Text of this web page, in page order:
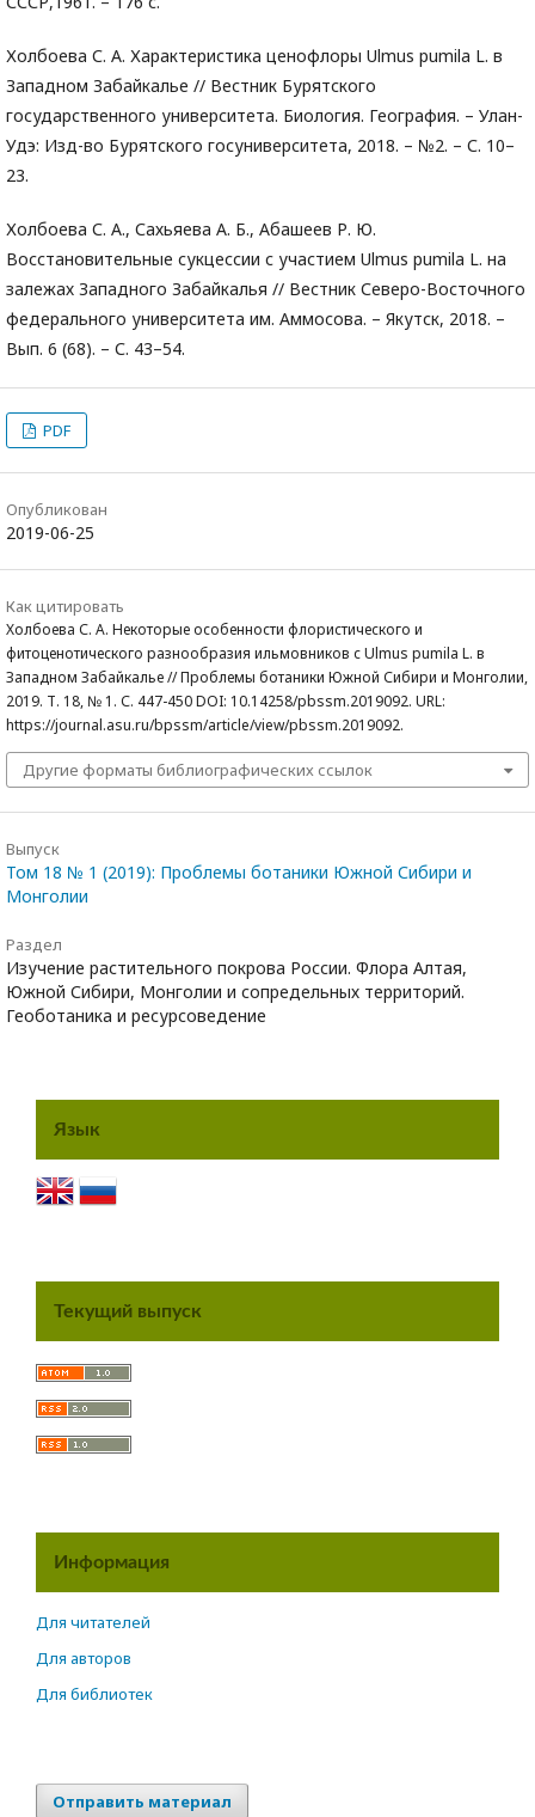
Холбоева С. А. Характеристика ценофлоры Ulmus pumila L. в
Западном Забайкалье // Вестник Бурятского
государственного университета. Биология. География. – Улан-
Удэ: Изд-во Бурятского госуниверситета, 2018. – №2. – С. 10–
23.
Холбоева С. А., Сахьяева А. Б., Абашеев Р. Ю.
Восстановительные сукцессии с участием Ulmus pumila L. на
залежах Западного Забайкалья // Вестник Северо-Восточного
федерального университета им. Аммосова. – Якутск, 2018. –
Вып. 6 (68). – С. 43–54.
PDF
Опубликован
2019-06-25
Как цитировать
Холбоева С. А. Некоторые особенности флористического и
фитоценотического разнообразия ильмовников с Ulmus pumila L. в
Западном Забайкалье // Проблемы ботаники Южной Сибири и Монголии,
2019. Т. 18, № 1. С. 447-450 DOI: 10.14258/pbssm.2019092. URL:
https://journal.asu.ru/bpssm/article/view/pbssm.2019092.
Другие форматы библиографических ссылок
Выпуск
Том 18 № 1 (2019): Проблемы ботаники Южной Сибири и
Монголии
Раздел
Изучение растительного покрова России. Флора Алтая,
Южной Сибири, Монголии и сопредельных территорий.
Геоботаника и ресурсоведение
Язык
Текущий выпуск
Информация
Для читателей
Для авторов
Для библиотек
Отправить материал